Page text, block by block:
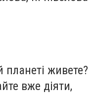
живете?
вже діяти,